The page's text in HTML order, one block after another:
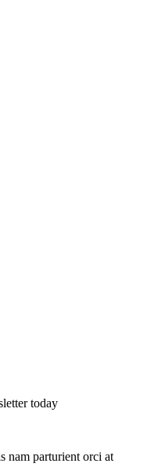
today
nam parturient orci at